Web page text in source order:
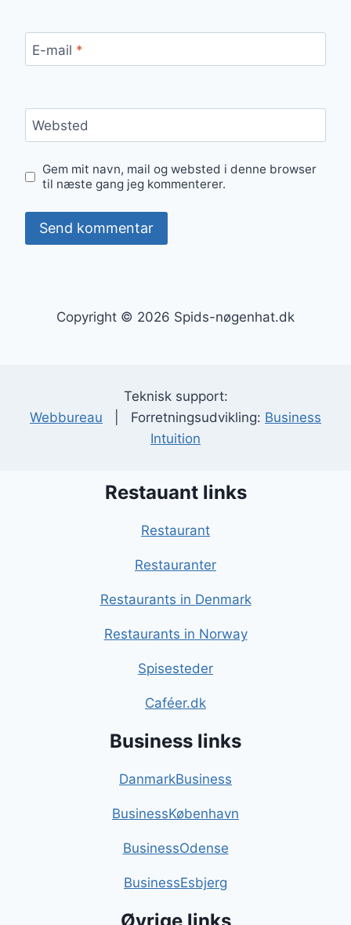
E-mail *
Websted
Gem mit navn, mail og websted i denne browser
til næste gang jeg kommenterer.
Copyright © 2026 Spids-nøgenhat.dk
Teknisk support:
Webbureau | Forretningsudvikling: Business
Intuition
Restauant links
Restaurant
Restauranter
Restaurants in Denmark
Restaurants in Norway
Spisesteder
Caféer.dk
Business links
DanmarkBusiness
BusinessKøbenhavn
BusinessOdense
BusinessEsbjerg